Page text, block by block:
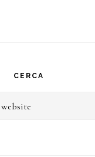
CERCA